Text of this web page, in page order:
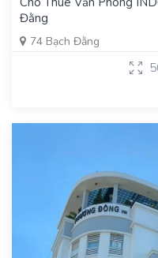
Đằng
74 Bạch Đằng